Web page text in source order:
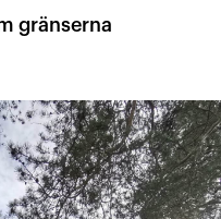
gränserna